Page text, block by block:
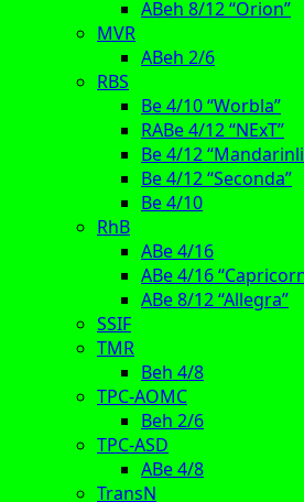
ABeh 8/12 “Orion”
MVR
ABeh 2/6
RBS
Be 4/10 “Worbla”
RABe 4/12 “NExT”
Be 4/12
Be 4/12 “Seconda”
Be 4/10
RhB
ABe 4/16
ABe 4/16
ABe 8/12 “Allegra”
SSIF
TMR
Beh 4/8
TPC-AOMC
Beh 2/6
TPC-ASD
ABe 4/8
TransN